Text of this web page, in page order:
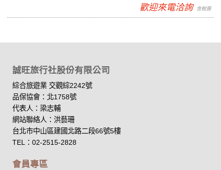
歡迎來電洽詢
誠旺旅行社股份有限公司
綜合旅遊業 交觀綜2242號
品保協會：北1758號
代表人：梁志輔
網站聯絡人：洪藝珊
台北市中山區建國北路二段66號5樓
TEL：02-2515-2828
會員專區